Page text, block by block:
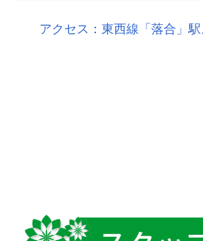
アクセス：東西線「落合」